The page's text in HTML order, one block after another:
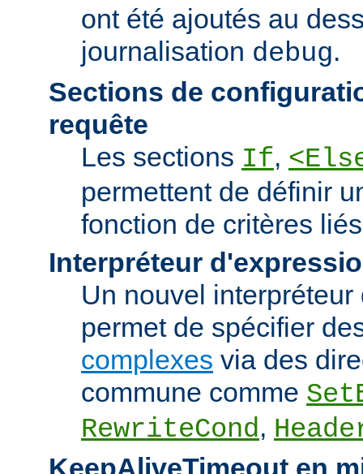
ont été ajoutés au
journalisation debug.
Sections de
requête
Les sections If,
permettent de définir
fonction de critères
Interpréteur
Un nouvel
permet de spécifier
complexes via des
commune comme
RewriteCond,
KeepAliveTimeout en